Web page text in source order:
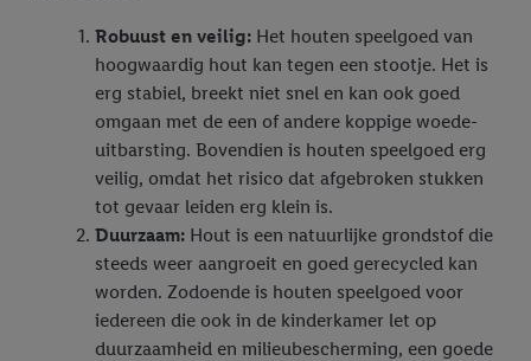
Robuust en veilig: Het houten speelgoed van
hoogwaardig hout kan tegen een stootje. Het is
erg stabiel, breekt niet snel en kan ook goed
omgaan met de een of andere koppige woede-
uitbarsting. Bovendien is houten speelgoed erg
veilig, omdat het risico dat afgebroken stukken
tot gevaar leiden erg klein is.
Duurzaam: Hout is een natuurlijke grondstof die
steeds weer aangroeit en goed gerecycled kan
worden. Zodoende is houten speelgoed voor
iedereen die ook in de kinderkamer let op
duurzaamheid en milieubescherming, een goede